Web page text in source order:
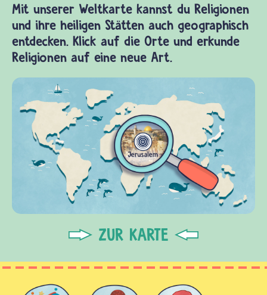
Mit unserer Weltkarte kannst du Religionen
und ihre heiligen Stätten auch geographisch
entdecken. Klick auf die Orte und erkunde
Religionen auf eine neue Art.
ZUR KARTE